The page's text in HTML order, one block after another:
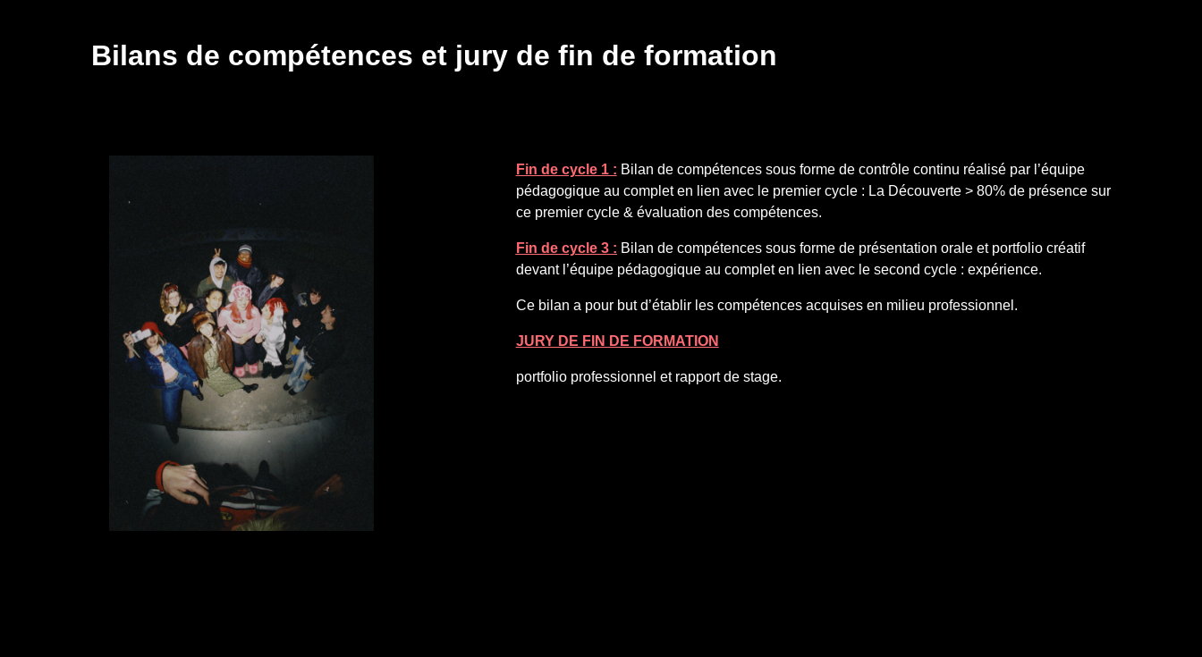
Bilans de compétences et jury de fin de formation
Fin de cycle 1 : Bilan de compétences sous forme de contrôle continu réalisé par l’équipe
pédagogique au complet en lien avec le premier cycle : La Découverte >80% de présence sur
ce premier cycle & évaluation des compétences.
Fin de cycle 3 : Bilan de compétences sous forme de présentation orale et portfolio créatif
devant l’équipe pédagogique au complet en lien avec le second cycle : expérience.
Ce bilan a pour but d’établir les compétences acquises en milieu professionnel.
JURY DE FIN DE FORMATION
portfolio professionnel et rapport de stage.